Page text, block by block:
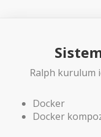
Ralph kurulum
Docker
Docker